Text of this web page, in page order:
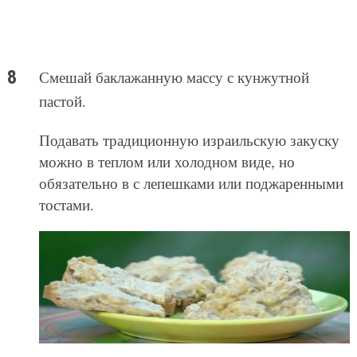
Смешай баклажанную массу с кунжутной
пастой.
Подавать традиционную израильскую закуску
можно в теплом или холодном виде, но
обязательно в с лепешками или поджаренными
тостами.